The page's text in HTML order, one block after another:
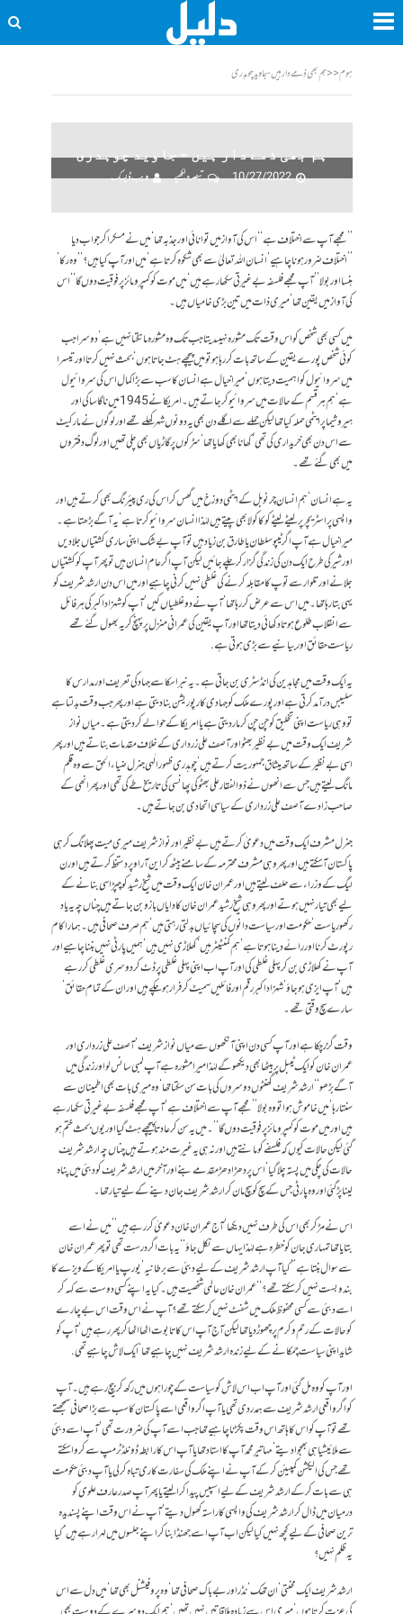
ہوم<<ہم بھی ذمے دار ہیں - جاوید چوہدری
ہم بھی ذمے دار ہیں – جاوید چوہدری
10/27/2022
تبصرہ لکھیے ویب ڈیسک
’’مجھے آپ سے اختلاف ہے‘‘ اس کی آواز میں توانائی اور جذبہ تھا‘ میں نے مسکرا کر جواب دیا
’’اختلاف ضرور ہونا چاہیے‘ انسان اللہ تعالیٰ سے بھی شکوہ کرتا ہے‘ میں اور آپ کیا ہیں؟‘‘ وہ رکا‘
ہنسا اور بولا ’’آپ مجھے فلسفہ بے غیرتی سکھا رہے ہیں‘ میں موت کو کمپرومائز پر فوقیت دوں گا‘‘ اس
کی آواز میں یقین تھا‘ میری ذات میں تین بڑی خامیاں ہیں۔
میں کسی بھی شخص کو اس وقت تک مشورہ نہیںدیتا جب تک وہ مشورہ مانگتا نہیں ہے‘ دوسرا جب
کوئی شخص پورے یقین کے ساتھ بات کر رہا ہو تو میں پیچھے ہٹ جاتا ہوں‘ بحث نہیں کرتا اور تیسرا
میں سروائیول کو اہمیت دیتا ہوں‘ میرا خیال ہے انسان کا سب سے بڑا کمال اس کی سروائیول
ہے‘ ہم ہر قسم کے حالات میں سروائیو کر جاتے ہیں۔ امریکا نے 1945 میں ناگاساکی اور
ہیروشیما پر ایٹمی حملہ کیا تھا لیکن حملے سے اگلے دن بھی یہ دونوں شہر کھلے تھے اور لوگوں نے مارکیٹ
سے اس دن بھی خریداری کی تھی‘ کھانا بھی کھایا تھا‘سڑکوں پر گاڑیاں بھی چلی تھیں اور لوگ دفتروں
میں بھی گئے تھے۔
یہ ہے انسان‘ ہم انسان چرنوبل کے ایٹمی دوزخ میں گھس کر اس کی ری پیئرنگ بھی کرتے ہیں اور
واپسی پر اسٹریچر پر لیٹے لیٹے کوکا کولا بھی پیتے ہیں لہٰذا انسان سروائیو کرتا ہے‘ یہ آگے بڑھتا ہے۔
میرا خیال ہے آپ اگر ٹیپو سلطان یا طارق بن زیاد ہیں تو آپ بے شک اپنی ساری کشتیاں جلا دیں
اور شیر کی طرح ایک دن کی زندگی گزار کر چلے جائیں لیکن آپ اگر عام انسان ہیں تو پھر آپ کو کشتیاں
جلانے اور تلوار سے توپ کا مقابلہ کرنے کی غلطی نہیں کرنی چاہیے اور میں اس دن ارشد شریف کو
یہی بتا رہا تھا۔میں اس سے عرض کر رہا تھا‘ آپ نے دو غلطیاں کیں‘ آپ کو شہزاد اکبر کی ہر فائل
سے انقلاب طلوع ہوتا دکھائی دیتا تھا اور آپ یقین کی عمرانی منزل پر پہنچ کر یہ بھول گئے تھے
ریاست حقائق اور بیانیے سے بڑی ہوتی ہے.
یہ ایک وقت میں مجاہدین کی انڈسٹری بن جاتی ہے۔یہ نبراسکا سے جہاد کی تعریف اور مدارس کا
سلیبس درآمد کرتی ہے اور پورے ملک کو جہادی کارپوریشن بنا دیتی ہے اور پھر جب وقت بدلتا ہے
تو وہی ریاست اپنی تخلیق کو چن چن کر مار دیتی ہے یا امریکا کے حوالے کر دیتی ہے۔ میاں نواز
شریف ایک وقت میں بے نظیر بھٹو اور آصف علی زرداری کے خلاف مقدمات بناتے ہیں اور پھر
اسی بے نظیر کے ساتھ میثاق جمہوریت کرتے ہیں‘ چوہدری ظہور الٰہی جنرل ضیاء الحق سے وہ قلم
مانگ لیتے ہیں جس سے انھوں نے ذوالفقار علی بھٹو کی پھانسی کی تاریخ طے کی تھی اور پھر انھی کے
صاحب زادے آصف علی زرداری کے سیاسی اتحادی بن جاتے ہیں۔
جنرل مشرف ایک وقت میں دعویٰ کرتے ہیں بے نظیر اور نواز شریف میری میت پھلانگ کر ہی
پاکستان آ سکتے ہیں اور پھر وہی مشرف محترمہ کے سامنے بیٹھ کر این آر او پر دستخط کرتے ہیں اور ن
لیگ کے وزراء سے حلف لیتے ہیں اور عمران خان ایک وقت میں شیخ رشید کو چپڑاسی بنانے کے
لیے بھی تیار نہیں ہوتے اور پھر وہی شیخ رشید عمران خان کا دایاں بازو بن جاتے ہیں چناں چہ یہ یاد
رکھو ریاست‘ حکومت اور سیاست دانوں کی سچائیاں بدلتی رہتی ہیں‘ ہم صرف صحافی ہیں۔ ہمارا کام
رپورٹ کرنا اور رائے دینا ہوتا ہے‘ ہم کمنٹیٹر ہیں‘ کھلاڑی نہیں ہیں‘ ہمیں پارٹی نہیں بننا چاہیے اور
آپ نے کھلاڑی بن کر پہلی غلطی کی اور آپ اب اپنی پہلی غلطی پر ڈٹ کر دوسری غلطی کر رہے
ہیں‘ آپ ایزی ہو جاؤ‘ شہزاد اکبر رقم اور فائلیں سمیٹ کر فرار ہو چکے ہیں اور ان کے تمام حقائق‘
سارے سچ وقتی تھے۔
وقت گزر چکا ہے اور آپ کسی دن اپنی آنکھوں سے میاں نواز شریف‘ آصف علی زرداری اور
عمران خان کو ایک ٹیبل پر بیٹھا بھی دیکھو گے لہٰذا میرا مشورہ ہے آپ لمبی سانس لو اور زندگی میں
آگے بڑھو‘‘ ارشد شریف گھنٹوں دوسروں کی بات سن سکتا تھا‘ وہ میری بات بھی اطمینان سے
سنتا رہا‘ میں خاموش ہوا تو وہ بولا ’’مجھے آپ سے اختلاف ہے‘ آپ مجھے فلسفہ بے غیرتی سکھا رہے
ہیں اور میں موت کو کمپرومائز پر فوقیت دوں گا‘‘۔ میں یہ سن کر عادتاً پیچھے ہٹ گیا اور یوں بحث ختم ہو
گئی لیکن حالات کیوں کہ فلسفے کو مانتے ہیں اور نہ ہی یہ غیرت مند ہوتے ہیں چناں چہ ارشد شریف
حالات کی چکی میں پستہ چلا گیا‘ اس پر دھڑادھڑ مقدمے بنے اور آخر میں ارشد شریف کو دبئی میں پناہ
لینا پڑ گئی اور وہ پارٹی جس کے سچ کو سچ مان کر ارشد شریف جان دینے کے لیے تیار تھا۔
اس نے مڑ کر بھی اس کی طرف نہیں دیکھا‘ آج عمران خان دعویٰ کر رہے ہیں ’’میں نے اسے
بتایاتھا تمہاری جان کو خطرہ ہے لہٰذایہاں سے نکل جاؤ‘‘ یہ بات اگر درست تھی تو پھر عمران خان
سے سوال بنتا ہے ’’کیا آپ ارشد شریف کے لیے دبئی سے برطانیہ‘ یورپ یا امریکا کے ویزے کا
بندوبست نہیں کر سکتے تھے؟‘‘ عمران خان عالمی شخصیت ہیں۔کیا یہ اپنے کسی دوست سے کہہ کر
اسے دبئی سے کسی محفوظ ملک میں شفٹ نہیں کر سکتے تھے؟ آپ نے اس وقت اس بے چارے
کو حالات کے رحم وکرم پر چھوڑ دیا تھا لیکن آج آپ اس کا تابوت اٹھا اٹھا کر پھر رہے ہیں‘ آپ کو
شاید اپنی سیاست چمکانے کے لیے زندہ ارشد شریف نہیں چاہیے تھا‘ ایک لاش چاہیے تھی .
اور آپ کو وہ مل گئی اور آپ اب اس لاش کو سیاست کے چوراہوں میں رکھ کر بیچ رہے ہیں۔ آپ
کو اگر واقعی ارشد شریف سے ہمدردی تھی یا آپ اگر واقعی اسے پاکستان کا سب سے بڑا صحافی سمجھتے
تھے تو آپ کو اس کا ہاتھ اس وقت پکڑنا چاہیے تھا جب اسے آپ کی ضرورت تھی‘ آپ اسے دبئی
سے ملائیشیا ہی بھجوا دیتے‘ مہاتیر محمد آپ کا استاد تھا یا آپ اس کا رابطہ ڈونلڈ ٹرمپ سے کروا سکتے
تھے جس کی الیکشن کمپیئن کر کے آپ نے اپنے ملک کی سفارت کاری تباہ کر لی یا آپ دبئی حکومت
ہی سے بات کر کے ارشد شریف کے لیے اسپیس پیدا کرا لیتے یا پھر آپ صدر عارف علوی کو
درمیان میں ڈال کر ارشد شریف کی واپسی کا راستہ کھول دیتے‘ آپ نے اس وقت اپنے پسندیدہ
ترین صحافی کے لیے کچھ نہیں کیا لیکن اب آپ اسے جھنڈا بنا کر اپنے جلسوں میں لہرا رہے ہیں‘ کیا
یہ ظلم نہیں؟
ارشد شریف ایک محنتی‘ ان تھک‘ نڈر اور بے باک صحافی تھا‘ وہ پروفیشنل بھی تھا‘ میں دل سے اس